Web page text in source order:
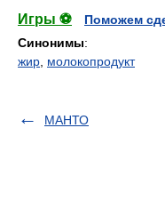
Игры ⚽
Поможем
Синонимы:
жир молокопродукт
МАНТО